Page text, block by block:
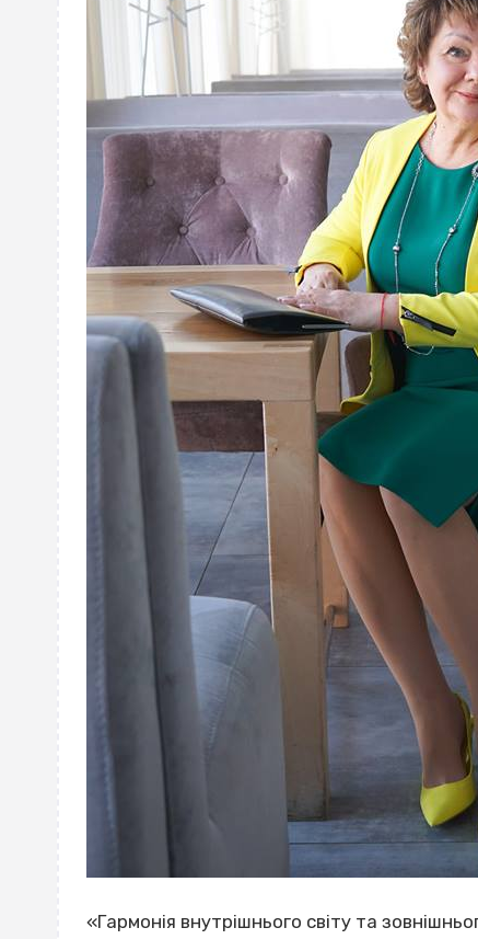
«Гармонія внутрішнього світу та